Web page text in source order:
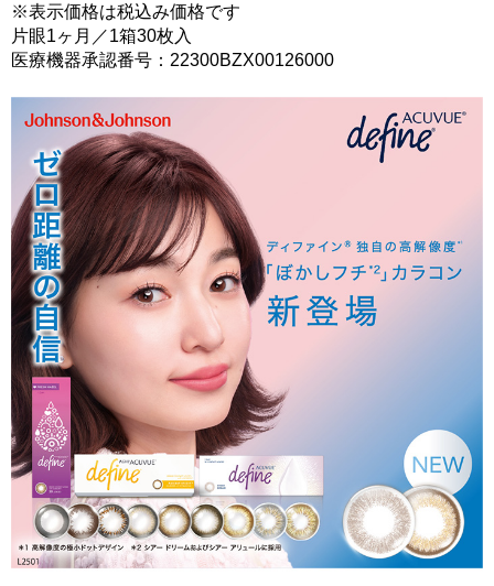
※表示価格は税込み価格です
片眼1ヶ月／1箱30枚入
医療機器承認番号：22300BZX00126000